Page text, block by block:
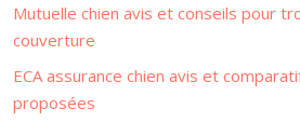
Mutuelle chien avis et conseils pour
couverture
ECA assurance chien avis et
proposées